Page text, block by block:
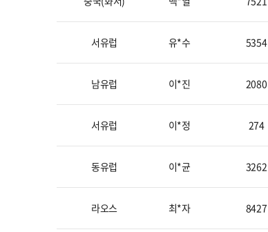
서유럽 유*수 5354
남유럽 이*진 2080
서유럽 이*정 274
동유럽 이*균 3262
라오스 최*자 8427